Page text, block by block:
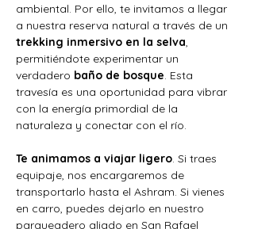
ambiental. Por ello, te invitamos a llegar
a nuestra reserva natural a través de un
trekking inmersivo en la selva
permitiéndote experimentar un
verdadero baño de bosque . Esta
travesía es una oportunidad para vibrar
con la energía primordial de la
naturaleza y conectar con el río.
Te animamos a viajar ligero . Si traes
equipaje, nos encargaremos de
transportarlo hasta el Ashram. Si vienes
en carro, puedes dejarlo en nuestro
parqueadero aliado en San Rafael